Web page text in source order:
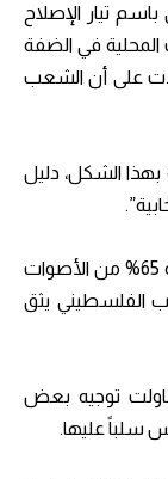
تيار الإصلاح
المحلية في الضفة
أكدت على أن الشعب
بهذا الشكل، دليل
وأشار إلى أن الكتل المستقلة حازت على نسبة 65% من الأصوات
الفلسطيني يثق
حاولت توجيه بعض
سلباً عليها.